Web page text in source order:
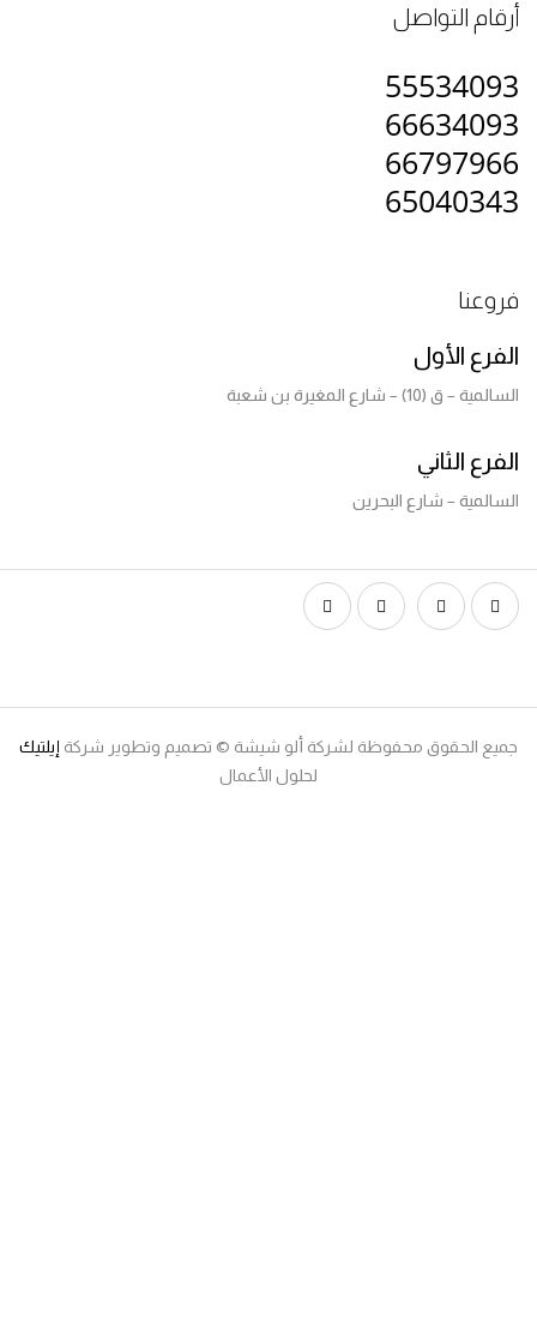
التواصل
الأول
ق (10) – شارع المغيرة بن شعبة
الثاني
– شارع البحرين
الحقوق محفوظة لشركة ألو شيشة © تصميم وتطوير شركةإيلتيك
لحلول الأعمال